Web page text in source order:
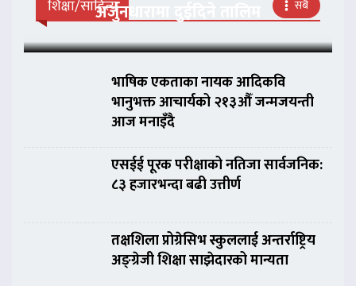
शिक्षा/साहित्य सबै
अर्जुनधारामा दुईदिने तालिम
भाषिक एकताका नायक आदिकवि
भानुभक्त आचार्यको २१३औँ जन्मजयन्ती
आज मनाइँदै
एसईई पूरक परीक्षाको नतिजा सार्वजनिक:
८३ हजारभन्दा बढी उत्तीर्ण
तक्षशिला प्रोग्रेसिभ स्कुललाई अन्तर्राष्ट्रिय
अङ्ग्रेजी शिक्षा साझेदारको मान्यता